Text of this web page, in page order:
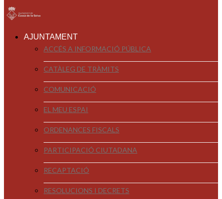
AJUNTAMENT
ACCÉS A INFORMACIÓ PÚBLICA
CATÀLEG DE TRÀMITS
COMUNICACIÓ
EL MEU ESPAI
ORDENANCES FISCALS
PARTICIPACIÓ CIUTADANA
RECAPTACIÓ
RESOLUCIONS I DECRETS